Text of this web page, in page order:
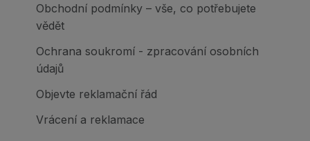
Obchodní podmínky – vše, co potřebujete
vědět
Ochrana soukromí - zpracování osobních
údajů
Objevte reklamační řád
Vrácení a reklamace